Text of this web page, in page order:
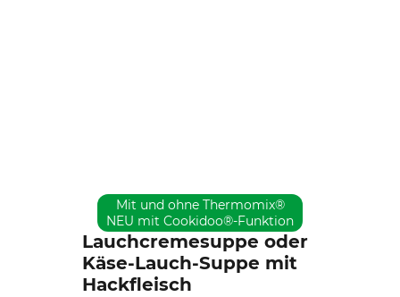
Mit und ohne Thermomix®
NEU mit Cookidoo®-Funktion
Lauchcremesuppe oder
Käse-Lauch-Suppe mit
Hackfleisch